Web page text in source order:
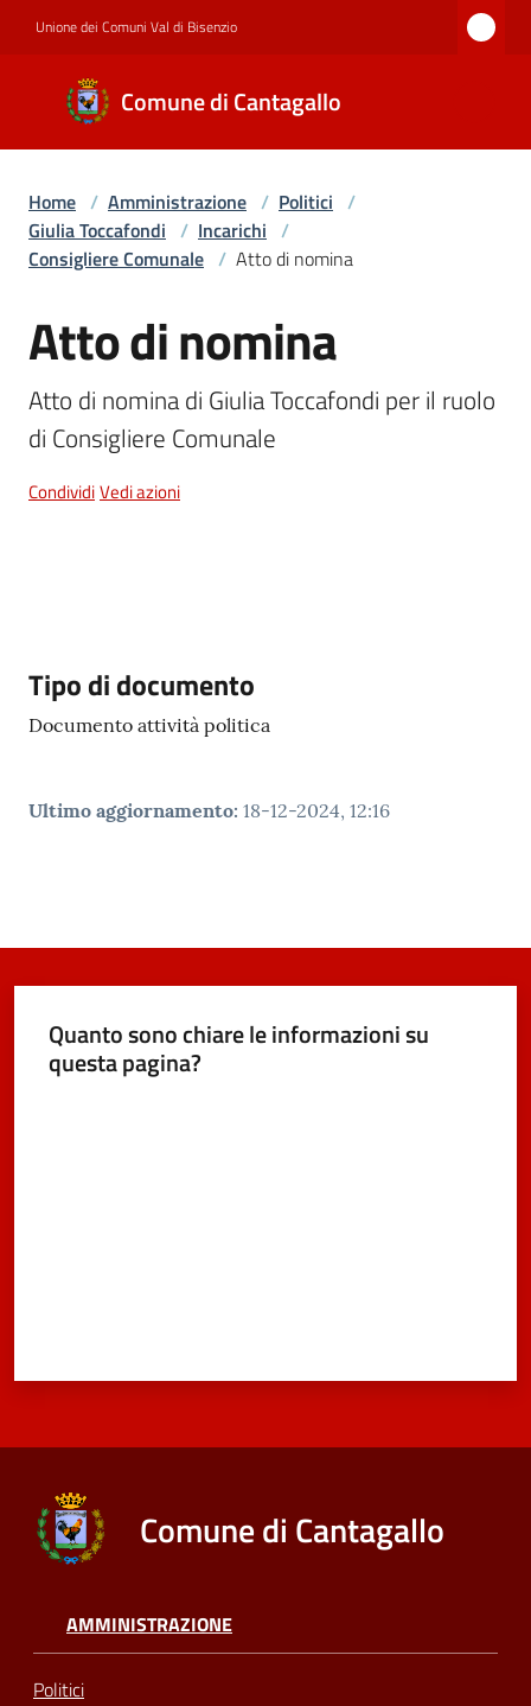
Unione dei Comuni Val di Bisenzio
Comune di Cantagallo
Comune di
Cantagallo
Amministrazione
Servizi
Documenti
Home / Amministrazione / Politici /
Giulia Toccafondi / Incarichi /
Consigliere Comunale / Atto di nomina
Salta al contenuto
Atto di nomina
Atto di nomina di Giulia Toccafondi per il ruolo
di Consigliere Comunale
CondividiVedi azioni
Descrizione
Tipo di documento
Documento attività politica
Ultimo aggiornamento: 18-12-2024, 12:16
Quanto sono chiare le informazioni su
questa pagina?
Comune di Cantagallo
AMMINISTRAZIONE
Politici